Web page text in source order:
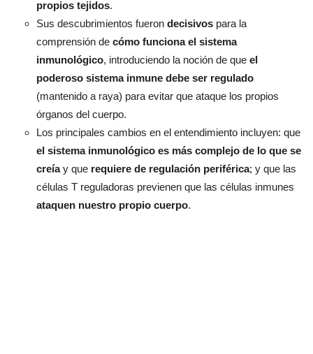
propios tejidos.
Sus descubrimientos fueron decisivos para la
comprensión de cómo funciona el sistema
inmunológico, introduciendo la noción de que el
poderoso sistema inmune debe ser regulado
(mantenido a raya) para evitar que ataque los propios
órganos del cuerpo.
Los principales cambios en el entendimiento incluyen: que
el sistema inmunológico es más complejo de lo que se
creíay que requiere de regulación periférica; y que las
células T reguladoras previenen que las células inmunes
ataquen nuestro propio cuerpo.